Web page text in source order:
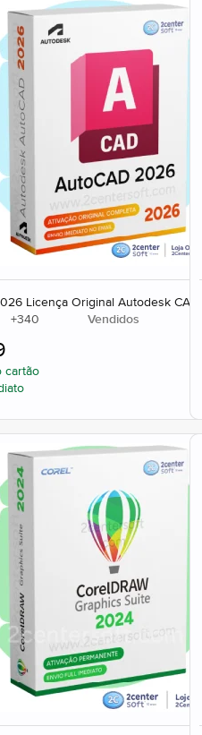
Licença Original Autodesk CAD
+340 Vendidos
cartão